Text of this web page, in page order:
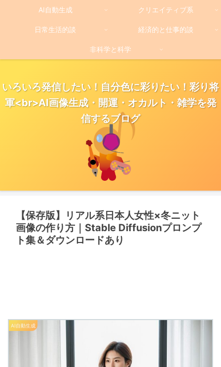
いろいろ発信したい！自分色に彩りたい！彩り将
軍<br>AI画像生成・開運・オカルト・雑学を発
信するブログ
AI自動生成 クリエイティブ系
日常生活的談 経済的と仕事的談
非科学と科学
【保存版】リアル系日本人女性×冬ニット
画像の作り方｜Stable Diffusionプロンプ
ト集＆ダウンロードあり
AI自動生成